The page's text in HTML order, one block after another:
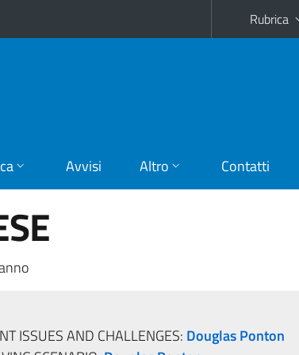
Rubrica
Avvisi Altro Contatti
ISSUES AND CHALLENGES: Douglas Ponton